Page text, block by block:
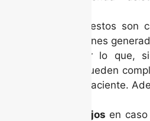
estos son
por infecciones
encías. Por lo que,
prontitud pueden
fiebre del paciente.
Dientes flojos en